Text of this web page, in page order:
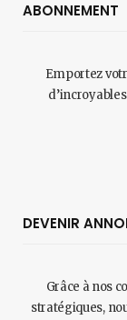
ABONNEMENT
Emportez
DEVENIR
Grâce à nos
stratégiques,